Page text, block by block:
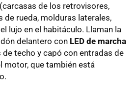
(carcasas de los retrovisores,
de rueda, molduras laterales,
lujo en el habitáculo. Llaman la
delantero con LED de marcha
de techo y capó con entradas de
motor, que también está